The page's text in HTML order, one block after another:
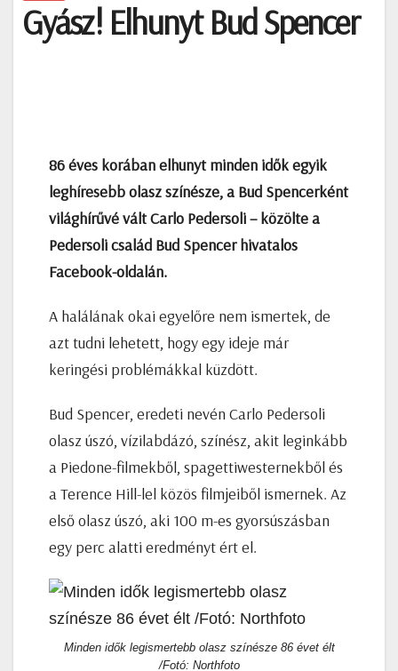
Gyász! Elhunyt Bud Spencer
86 éves korában elhunyt minden idők egyik
leghíresebb olasz színésze, a Bud Spencerként
világhírűvé vált Carlo Pedersoli – közölte a
Pedersoli család Bud Spencer hivatalos
Facebook-oldalán.
A halálának okai egyelőre nem ismertek, de
azt tudni lehetett, hogy egy ideje már
keringési problémákkal küzdött.
Bud Spencer, eredeti nevén Carlo Pedersoli
olasz úszó, vízilabdázó, színész, akit leginkább
a Piedone-filmekből, spagettiwesternekből és
a Terence Hill-lel közös filmjeiből ismernek. Az
első olasz úszó, aki 100 m-es gyorsúszásban
egy perc alatti eredményt ért el.
Minden idők legismertebb olasz színésze 86 évet élt
/Fotó: Northfoto